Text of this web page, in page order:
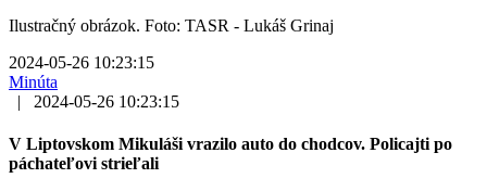
Ilustračný obrázok. Foto: TASR - Lukáš Grinaj
2024-05-26 10:23:15
Minúta
|
2024-05-26 10:23:15
V Liptovskom Mikuláši vrazilo auto do chodcov. Policajti po
páchateľovi strieľali